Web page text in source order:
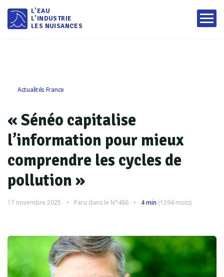
L'EAU
L'INDUSTRIE
LES NUISANCES
Actualités France
« Sénéo capitalise
l’information pour mieux
comprendre les cycles de
pollution »
17 novembre 2025 Paru dans le N°486 4 min (1294 mots)